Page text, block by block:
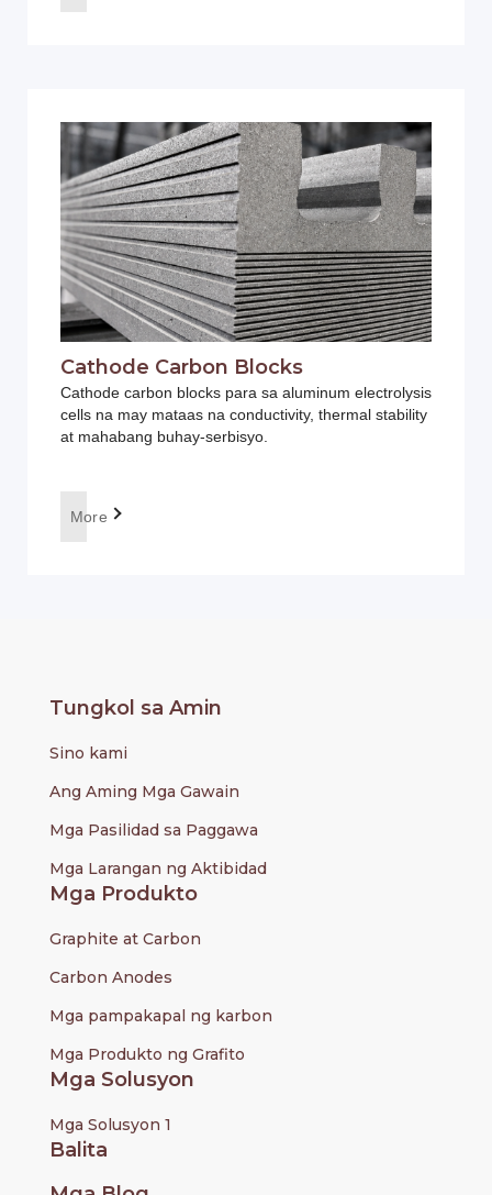
Cathode Carbon Blocks
Cathode carbon blocks para sa aluminum electrolysis
cells na may mataas na conductivity, thermal stability
at mahabang buhay-serbisyo.
More
Tungkol sa Amin
Sino kami
Ang Aming Mga Gawain
Mga Pasilidad sa Paggawa
Mga Larangan ng Aktibidad
Mga Produkto
Graphite at Carbon
Carbon Anodes
Mga pampakapal ng karbon
Mga Produkto ng Grafito
Mga Solusyon
Mga Solusyon 1
Balita